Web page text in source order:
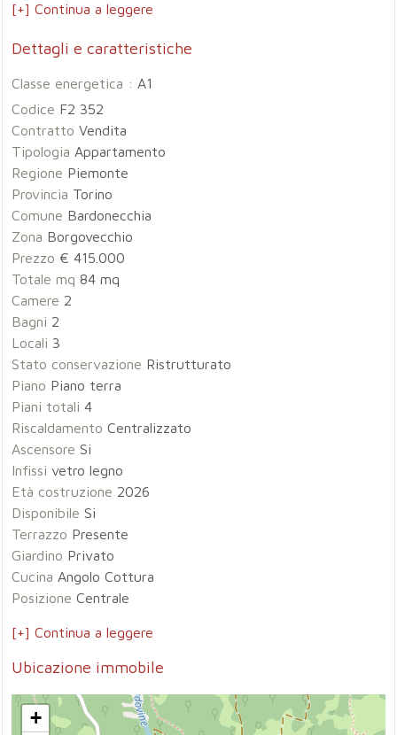
[+] Continua a leggere
Dettagli e caratteristiche
Classe energetica : A1
Codice F2 352
Contratto Vendita
Tipologia Appartamento
Regione Piemonte
Provincia Torino
Comune Bardonecchia
Zona Borgovecchio
Prezzo € 415.000
Totale mq 84 mq
Camere 2
Bagni 2
Locali 3
Stato conservazione Ristrutturato
Piano Piano terra
Piani totali 4
Riscaldamento Centralizzato
Ascensore Si
Infissi vetro legno
Età costruzione 2026
Disponibile Si
Terrazzo Presente
Giardino Privato
Cucina Angolo Cottura
Posizione Centrale
[+] Continua a leggere
Ubicazione immobile
+